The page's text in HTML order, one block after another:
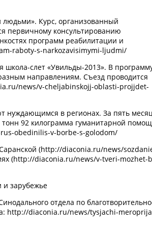
людьми». Курс, организованный
первичному консультированию
программ реабилитации и
raboty-s-narkozavisimymi-ljudmi/
школа-слет «Увильды-2013». В
направлениям. Съезд проводится
news/v-cheljabinskojj-oblasti-projjdet-
нуждающимся в регионах. За пять
тонн 92 килограмма гуманитарной
obedinilis-v-borbe-s-golodom/
(http://diaconia.ru/news/
(http://diaconia.ru/news/v-tveri-mozhet-
и зарубежье
отдела по
http://diaconia.ru/news/tysjachi-